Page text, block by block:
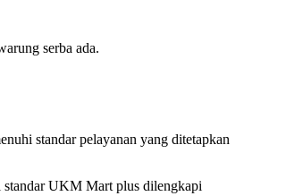
serba ada.
standar pelayanan yang ditetapkan
standar UKM Mart plus dilengkapi